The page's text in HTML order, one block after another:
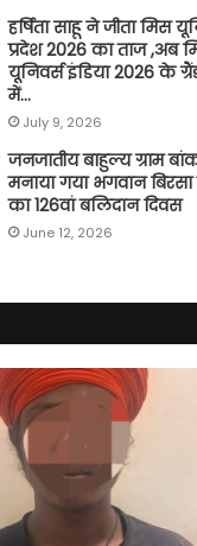
हर्षिता साहू ने जीता मिस
प्रदेश 2026 का ताज ,अब
यूनिवर्स इंडिया 2026 के
में…
July 9, 2026
जनजातीय बाहुल्य ग्राम
मनाया गया भगवान बिरसा
का 126वां बलिदान दिवस
June 12, 2026